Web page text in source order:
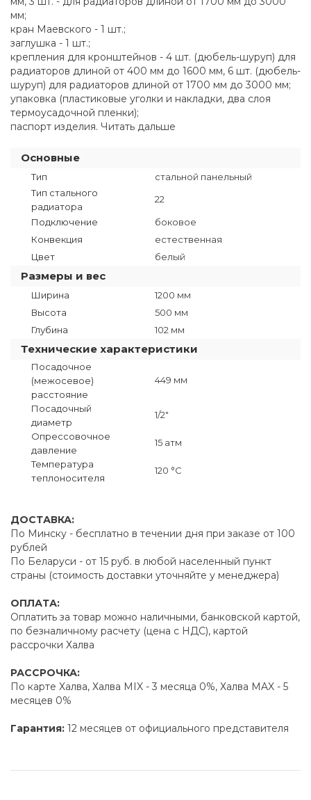
мм;
кран Маевского - 1 шт.;
заглушка - 1 шт.;
крепления для кронштейнов - 4 шт. (дюбель-шуруп) для
радиаторов длиной от 400 мм до 1600 мм, 6 шт. (дюбель-
шуруп) для радиаторов длиной от 1700 мм до 3000 мм;
упаковка (пластиковые уголки и накладки, два слоя
термоусадочной пленки);
паспорт изделия. Читать дальше
Основные
Тип
стальной панельный
Тип стального
радиатора
22
Подключение
боковое
Конвекция
естественная
Цвет
белый
Размеры и вес
Ширина
1200 мм
Высота
500 мм
Глубина
102 мм
Технические характеристики
Посадочное
(межосевое)
расстояние
449 мм
Посадочный
диаметр
1/2"
Опрессовочное
давление
15 атм
Температура
теплоносителя
120 °C
ДОСТАВКА:
По Минску - бесплатно в течении дня при заказе от 100
рублей
По Беларуси - от 15 руб. в любой населенный пункт
страны (стоимость доставки уточняйте у менеджера)
ОПЛАТА:
Оплатить за товар можно наличными, банковской картой,
по безналичному расчету (цена с НДС), картой
рассрочки Халва
РАССРОЧКА:
По карте Халва, Халва MIX - 3 месяца 0%, Халва MAX - 5
месяцев 0%
Гарантия: 12 месяцев от официального представителя